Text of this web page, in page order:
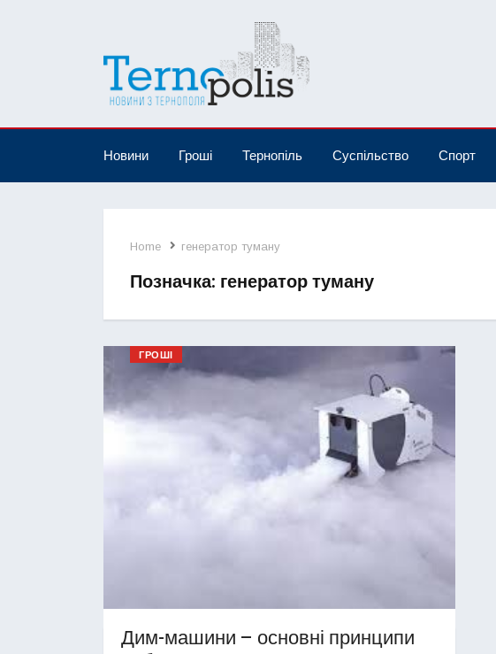
Новини Гроші Тернопіль Суспільство Спорт
Home генератор туману
Позначка: генератор туману
ГРОШІ
Дим-машини – основні принципи